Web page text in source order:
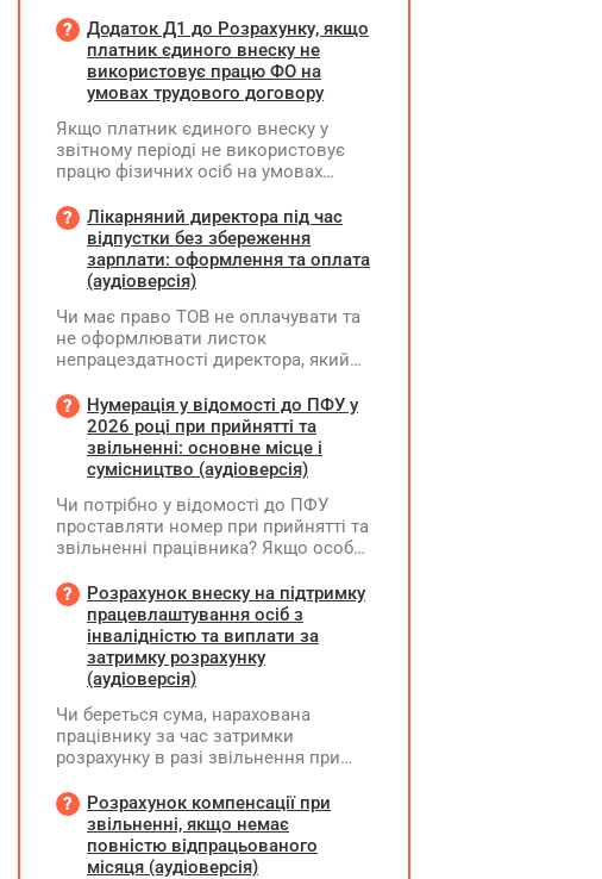
Додаток Д1 до Розрахунку, якщо
платник єдиного внеску не
використовує працю ФО на
умовах трудового договору
Якщо платник єдиного внеску у
звітному періоді не використовує
працю фізичних осіб на умовах
на інших умовах, передбачених
законодавством, Додаток Д1/
Додаток ФІЗ-Д1 за відповідний
період не подається
Лікарняний директора під час
відпустки без збереження
зарплати: оформлення та оплата
(аудіоверсія)
Чи має право ТОВ не оплачувати та
не оформлювати листок
непрацездатності директора, який
збереження заробітної плати під час
призупинення діяльності
підприємства?
Нумерація у відомості до ПФУ у
2026 році при прийнятті та
звільненні: основне місце і
сумісництво (аудіоверсія)
Чи потрібно у відомості до ПФУ
проставляти номер при прийнятті та
звільненні працівника? Якщо особа
місцем роботи та за сумісництвом,
чи рахується це як два роботодавці?
Розрахунок внеску на підтримку
працевлаштування осіб з
інвалідністю та виплати за
затримку розрахунку
(аудіоверсія)
Чи береться сума, нарахована
працівнику за час затримки
розрахунку в разі звільнення при
заробітної плати (винагороди), для
розрахунку внеску на підтримку
працевлаштування осіб з
інвалідністю?
Розрахунок компенсації при
звільненні, якщо немає
повністю відпрацьованого
місяця (аудіоверсія)